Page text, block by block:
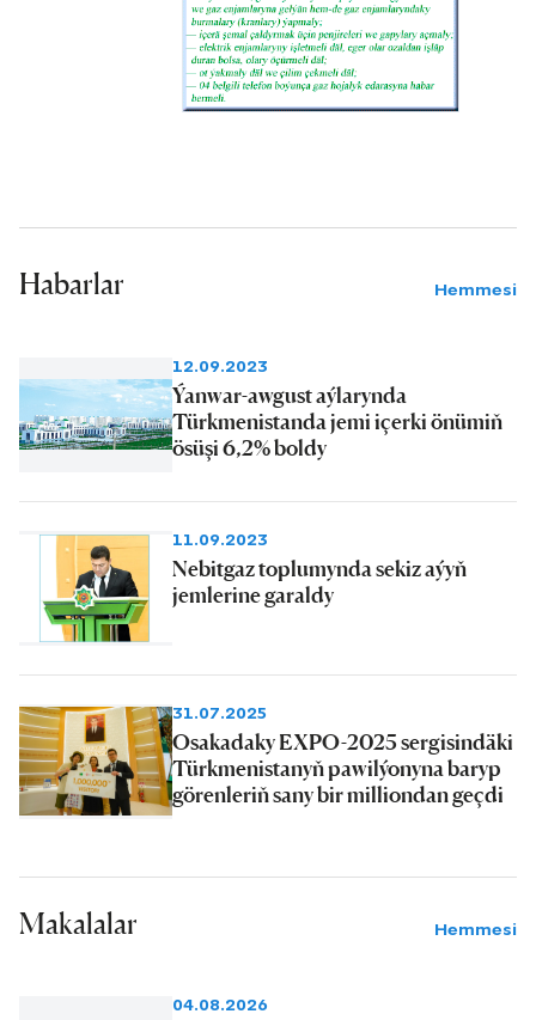
Habarlar Hemmesi
12.09.2023
Ýanwar-awgust aýlarynda
Türkmenistanda jemi içerki önümiň
ösüşi 6,2% boldy
11.09.2023
Nebitgaz toplumynda sekiz aýyň
jemlerine garaldy
31.07.2025
Osakadaky EXPO-2025 sergisindäki
Türkmenistanyň pawilýonyna baryp
görenleriň sany bir milliondan geçdi
Makalalar Hemmesi
04.08.2026